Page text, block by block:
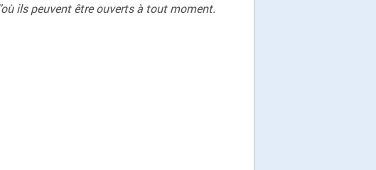
ils peuvent être ouverts à tout moment.